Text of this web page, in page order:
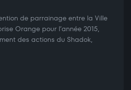
de parrainage entre la Ville
Orange pour l’année 2015,
des actions du Shadok,